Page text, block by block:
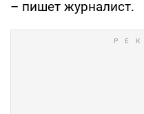
– пишет журналист.